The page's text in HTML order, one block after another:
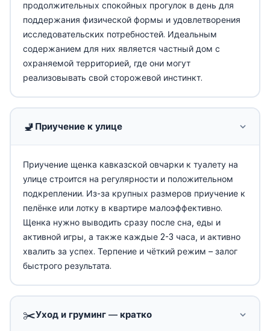
продолжительных спокойных прогулок в день для
поддержания физической формы и удовлетворения
исследовательских потребностей. Идеальным
содержанием для них является частный дом с
охраняемой территорией, где они могут
реализовывать свой сторожевой инстинкт.
🚽 Приучение к улице
Приучение щенка кавказской овчарки к туалету на
улице строится на регулярности и положительном
подкреплении. Из-за крупных размеров приучение к
пелёнке или лотку в квартире малоэффективно.
Щенка нужно выводить сразу после сна, еды и
активной игры, а также каждые 2-3 часа, и активно
хвалить за успех. Терпение и чёткий режим – залог
быстрого результата.
✂️Уход и груминг — кратко